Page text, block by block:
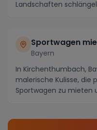
Landschaften
Sportwagen
Bayern
In Kirchenthumbach,
malerische Kulisse, die
Sportwagen zu mieten